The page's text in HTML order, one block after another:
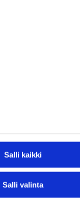
Salli kaikki
Salli valinta